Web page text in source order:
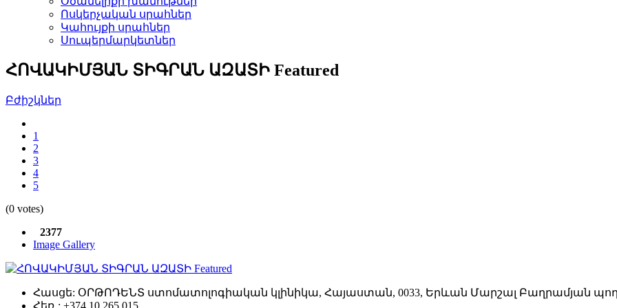
Ոսկերչական սրահներ­
Կահույքի սրահներ­
Սուպերմարկետներ­
ՀՈՎԱԿԻՄՅԱՆ ՏԻԳՐԱՆ ԱԶԱՏԻ Featured
Բժիշկներ­
1
2
3
4
5
(0 votes)
2377
Image Gallery
Featured
Հասցե: ՕՐԹՈԴԵՆՏ ստոմատոլոգիական կլինիկա, Հայաստան, 0033, Երևան Մարշալ Բաղրամյան
Հեռ․: +374 10 265 015